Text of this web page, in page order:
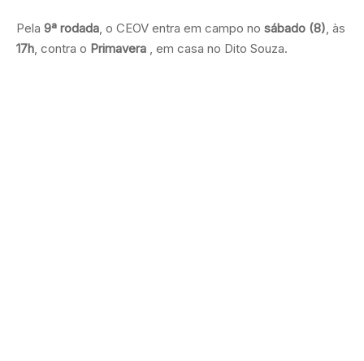
Pela 9ª rodada, o CEOV entra em campo no sábado (8), às
17h, contra o Primavera , em casa no Dito Souza.